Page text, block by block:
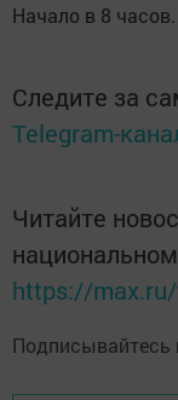
Начало в 8 часов.
Следите за
Telegram-
Читайте
https://
Подписывайтесь